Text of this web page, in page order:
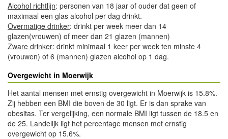
Alcohol richtlijn: personen van 18 jaar of ouder dat geen of
maximaal een glas alcohol per dag drinkt.
Overmatige drinker: drinkt per week meer dan 14
glazen(vrouwen) of meer dan 21 glazen (mannen)
Zware drinker: drinkt minimaal 1 keer per week ten minste 4
(vrouwen) of 6 (mannen) glazen alcohol op 1 dag.
Overgewicht in Moerwijk
Het aantal mensen met ernstig overgewicht in Moerwijk is 15.8%.
Zij hebben een BMI die boven de 30 ligt. Er is dan sprake van
obesitas. Ter vergelijking, een normale BMI ligt tussen de 18.5 en
de 25. Landelijk ligt het percentage mensen met ernstig
overgewicht op 15.6%.